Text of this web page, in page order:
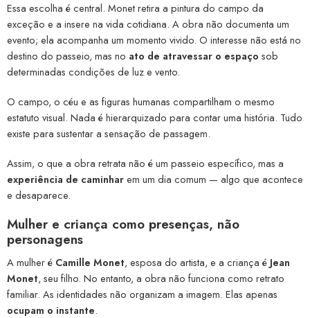
Essa escolha é central. Monet retira a pintura do campo da
exceção e a insere na vida cotidiana. A obra não documenta um
evento; ela acompanha um momento vivido. O interesse não está no
destino do passeio, mas no ato de atravessar o espaço sob
determinadas condições de luz e vento.
O campo, o céu e as figuras humanas compartilham o mesmo
estatuto visual. Nada é hierarquizado para contar uma história. Tudo
existe para sustentar a sensação de passagem.
Assim, o que a obra retrata não é um passeio específico, mas a
experiência de caminharem um dia comum — algo que acontece
e desaparece.
Mulher e criança como presenças, não
personagens
A mulher é Camille Monet, esposa do artista, e a criança é Jean
Monet, seu filho. No entanto, a obra não funciona como retrato
familiar. As identidades não organizam a imagem. Elas apenas
ocupam o instante.